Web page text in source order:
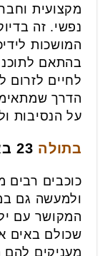
מקצועית
נפשי. זה
המושכות
בהתאם
לחיים
הדרך
על הנסיבות
בתולה
כוכבים
ולמעשה גם
המקושר עם
שכולם באים
מעניקים